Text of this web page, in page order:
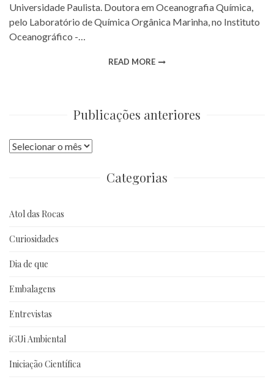
Universidade Paulista. Doutora em Oceanografia Química,
pelo Laboratório de Química Orgânica Marinha, no Instituto
Oceanográfico -…
READ MORE
Publicações anteriores
Publicações
Categorias
Atol das Rocas
Curiosidades
Dia de que
Embalagens
Entrevistas
iGUi Ambiental
Iniciação Científica